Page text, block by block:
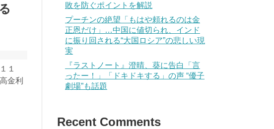
る
１
⾦利
敗を防ぐポイントを解説
プーチンの絶望「もはや頼れるのは金
正恩だけ」…中国に値切られ、インド
に振り回される“大国ロシア”の悲しい現
実
『ラストノート』澄晴、葵に告白「言
ったー！」「ドキドキする」の声 “優子
劇場”も話題
Recent Comments